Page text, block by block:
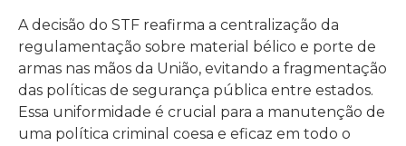
A decisão do STF reafirma a centralização da
regulamentação sobre material bélico e porte de
armas nas mãos da União, evitando a fragmentação
das políticas de segurança pública entre estados.
Essa uniformidade é crucial para a manutenção de
uma política criminal coesa e eficaz em todo o